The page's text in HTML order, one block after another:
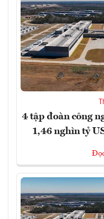
4 tập đoàn công
1,46 nghìn tỷ